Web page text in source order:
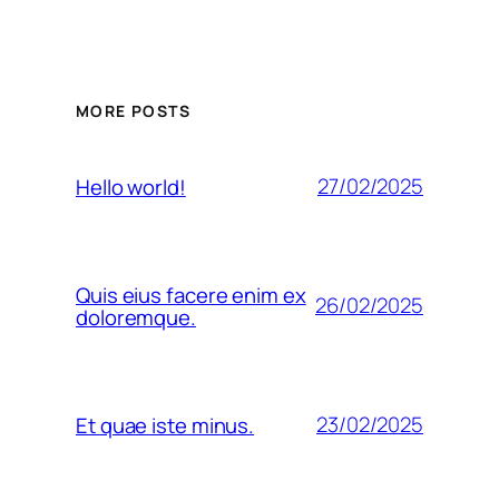
MORE POSTS
Hello world! 27/02/2025
Quis eius facere enim ex
doloremque. 26/02/2025
Et quae iste minus. 23/02/2025